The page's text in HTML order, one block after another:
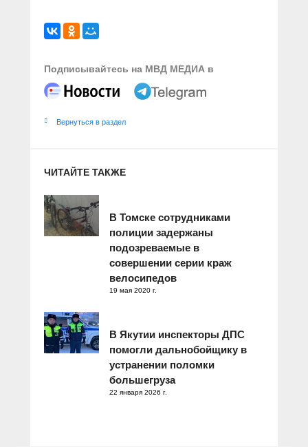
Подписывайтесь на МВД МЕДИА в
Вернуться в раздел
ЧИТАЙТЕ ТАКЖЕ
В Томске сотрудниками
полиции задержаны
подозреваемые в
совершении серии краж
велосипедов
19 мая 2020 г.
В Якутии инспекторы ДПС
помогли дальнобойщику в
устранении поломки
большегруза
22 января 2026 г.